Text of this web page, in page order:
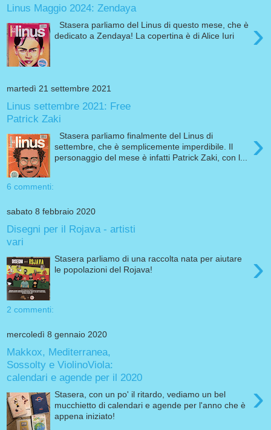
Linus Maggio 2024: Zendaya
›
Stasera parliamo del Linus di questo mese, che è
dedicato a Zendaya! La copertina è di Alice Iuri
martedì 21 settembre 2021
Linus settembre 2021: Free
Patrick Zaki
›
Stasera parliamo finalmente del Linus di
settembre, che è semplicemente imperdibile. Il
personaggio del mese è infatti Patrick Zaki, con l...
6 commenti:
sabato 8 febbraio 2020
Disegni per il Rojava - artisti
vari
›
Stasera parliamo di una raccolta nata per aiutare
le popolazioni del Rojava!
2 commenti:
mercoledì 8 gennaio 2020
Makkox, Mediterranea,
Sossolty e ViolinoViola:
calendari e agende per il 2020
›
Stasera, con un po' il ritardo, vediamo un bel
mucchietto di calendari e agende per l'anno che è
appena iniziato!